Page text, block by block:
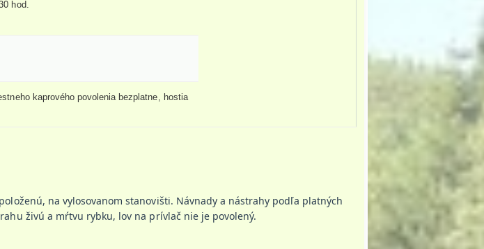
hod.
kaprového povolenia bezplatne, hostia
na vylosovanom stanovišti. Návnady a nástrahy podľa platných
živú a mŕtvu rybku, lov na prívlač nie je povolený.